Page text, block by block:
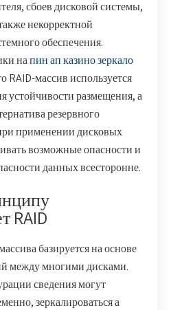
сбоев дисковой системы,
некорректной
обеспечения.
напин ап казино зеркало
RAID-массив используется
устойчивости размещения, а
резервного
применении дисковых
возможные опасности и
данных всесторонне.
RAID
базируется на основе
между многими дисками.
сведения могут
зеркалироваться а